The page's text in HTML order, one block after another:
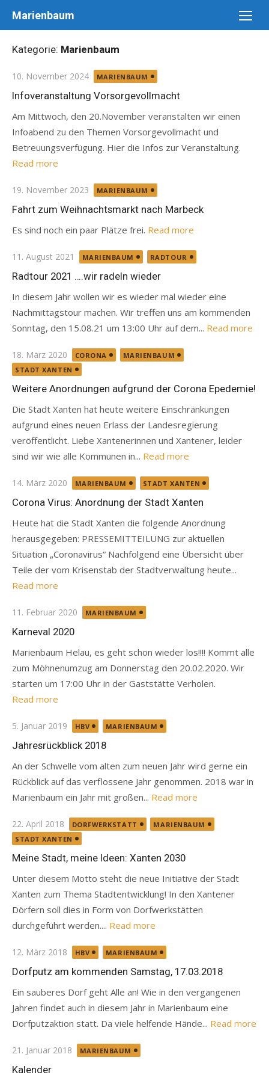
Marienbaum
Kategorie: Marienbaum
Posted
on
10. November 2024 MARIENBAUM
Infoveranstaltung Vorsorgevollmacht
Am Mittwoch, den 20.November veranstalten wir einen
Infoabend zu den Themen Vorsorgevollmacht und
Betreuungsverfügung. Hier die Infos zur Veranstaltung.
Read more
Posted
on
19. November 2023 MARIENBAUM
Fahrt zum Weihnachtsmarkt nach Marbeck
Es sind noch ein paar Plätze frei. Read more
Posted
on
11. August 2021 MARIENBAUM RADTOUR
Radtour 2021 ….wir radeln wieder
In diesem Jahr wollen wir es wieder mal wieder eine
Nachmittagstour machen. Wir treffen uns am kommenden
Sonntag, den 15.08.21 um 13:00 Uhr auf dem... Read more
Posted
on
18. März 2020 CORONA
MARIENBAUM
STADT XANTEN
Weitere Anordnungen aufgrund der Corona Epedemie!
Die Stadt Xanten hat heute weitere Einschränkungen
aufgrund eines neuen Erlass der Landesregierung
veröffentlicht. Liebe Xantenerinnen und Xantener, leider
sind wir wie alle Kommunen in... Read more
Posted
on
14. März 2020 MARIENBAUM STADT XANTEN
Corona Virus: Anordnung der Stadt Xanten
Heute hat die Stadt Xanten die folgende Anordnung
herausgegeben: PRESSEMITTEILUNG zur aktuellen
Situation „Coronavirus“ Nachfolgend eine Übersicht über
Teile der vom Krisenstab der Stadtverwaltung heute...
Read more
Posted
on
11. Februar 2020 MARIENBAUM
Karneval 2020
Marienbaum Helau, es geht schon wieder los!!!! Kommt alle
zum Möhnenumzug am Donnerstag den 20.02.2020. Wir
starten um 17:00 Uhr in der Gaststätte Verholen.
Read more
Posted
on
5. Januar 2019 HBV MARIENBAUM
Jahresrückblick 2018
An der Schwelle vom alten zum neuen Jahr wird gerne ein
Rückblick auf das verflossene Jahr genommen. 2018 war in
Marienbaum ein Jahr mit großen... Read more
Posted
on
22. April 2018 DORFWERKSTATT
MARIENBAUM
STADT XANTEN
Meine Stadt, meine Ideen: Xanten 2030
Unter diesem Motto steht die neue Initiative der Stadt
Xanten zum Thema Stadtentwicklung! In den Xantener
Dörfern soll dies in Form von Dorfwerkstätten
durchgeführt werden.... Read more
Posted
on
12. März 2018 HBV MARIENBAUM
Dorfputz am kommenden Samstag, 17.03.2018
Ein sauberes Dorf geht Alle an! Wie in den vergangenen
Jahren findet auch in diesem Jahr in Marienbaum eine
Dorfputzaktion statt. Da viele helfende Hände... Read more
Posted
on
21. Januar 2018 MARIENBAUM
Kalender